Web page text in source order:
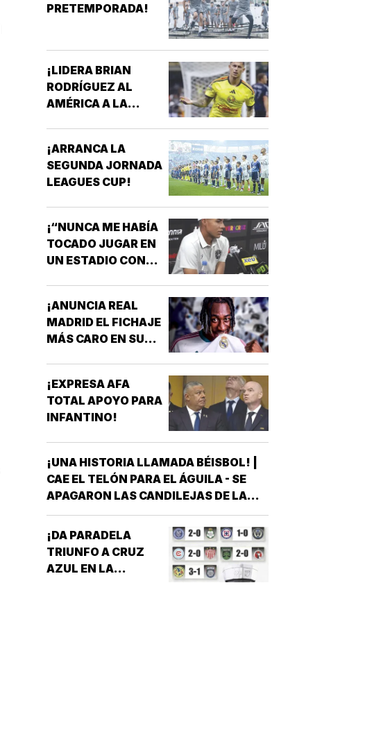
PRETEMPORADA!
¡LIDERA BRIAN
RODRÍGUEZ AL
AMÉRICA A LA
¡ARRANCA LA
SEGUNDA JORNADA
LEAGUES CUP!
¡“NUNCA ME HABÍA
TOCADO JUGAR EN
UN ESTADIO CON
¡ANUNCIA REAL
MADRID EL FICHAJE
MÁS CARO EN SU
¡EXPRESA AFA
TOTAL APOYO PARA
INFANTINO!
¡UNA HISTORIA LLAMADA BÉISBOL! |
CAE EL TELÓN PARA EL ÁGUILA - SE
APAGARON LAS CANDILEJAS DE LA
TEMPORADA 2026 PARA EL ÁGUILA DE
VERACRUZ *LA NOVENA JAROCHA
CERRÓ SU CALENDARIO CON UNA
VICTORIA DE 10-6 SOBRE PERICOS DE
PUEBLA, PERO EL TRIUNFO YA NO…
¡DA PARADELA
TRIUNFO A CRUZ
AZUL EN LA